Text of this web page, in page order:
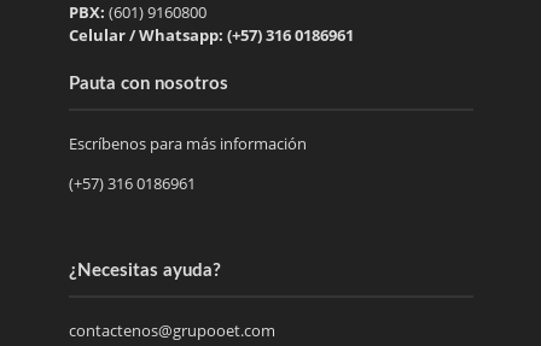
PBX: (601) 9160800
Celular / Whatsapp: (+57) 316 0186961
Pauta con nosotros
Escríbenos para más información
(+57) 316 0186961
¿Necesitas ayuda?
contactenos@grupooet.com